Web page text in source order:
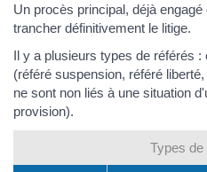
Un procès principal, déjà
trancher définitivement le litige.
Il y a plusieurs types de référés
(référé suspension, référé
ne sont non liés à une situation
provision).
Types de